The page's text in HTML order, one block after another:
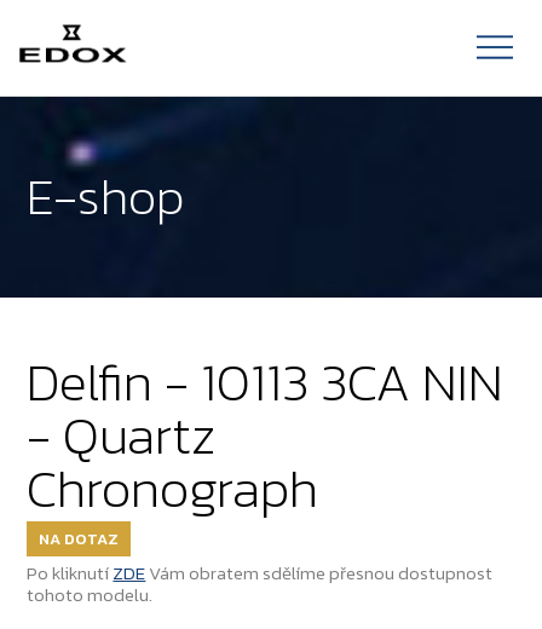
E-shop
Delfin - 10113 3CA NIN
- Quartz
Chronograph
NA DOTAZ
Po kliknutíZDEVám obratem sdělíme přesnou dostupnost
tohoto modelu.